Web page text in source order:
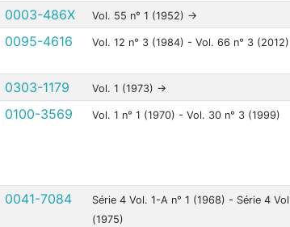
0003-486X Vol. 55 n° 1 (1952) ->
0095-4616 Vol. 12 n° 3 (1984) - Vol. 66 n° 3 (2012)
0303-1179 Vol. 1 (1973) ->
0100-3569 Vol. 1 n° 1 (1970) - Vol. 30 n° 3 (1999)
0041-7084
Série 4 Vol. 1-A n° 1 (1968) - Série 4
(1975)